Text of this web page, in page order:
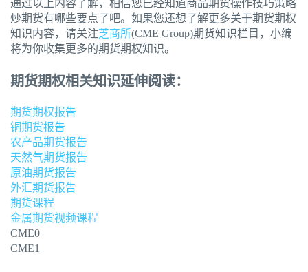
通过以上内容了解，相信您已经知道商品期货操作技巧策略
炒期货有哪些要点了吧。如果您还想了解更多关于期货期权
知识内容，请关注芝商所(CME Group)期货知识栏目，小编
将为你收集更多的期货期权知识。
期货期权相关知识延伸阅读：
期货期权报告
铜期货报告
农产品期货报告
天然气期货报告
原油期货报告
外汇期货报告
期货课程
金属期货视频课程
CME0
CME1